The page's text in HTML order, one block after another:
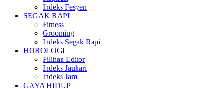
Indeks Fesyen
SEGAK RAPI
Fitness
Grooming
Indeks Segak Rapi
HOROLOGI
Pilihan Editor
Indeks Jauhari
Indeks Jam
GAYA HIDUP